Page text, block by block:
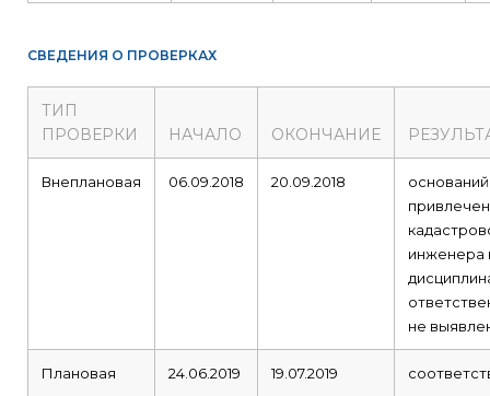
СВЕДЕНИЯ О ПРОВЕРКАХ
ТИП
ПРОВЕРКИ
НАЧАЛО ОКОНЧАНИЕ
Внеплановая 06.09.2018 20.09.2018
инженера
не
Плановая 24.06.2019 19.07.2019